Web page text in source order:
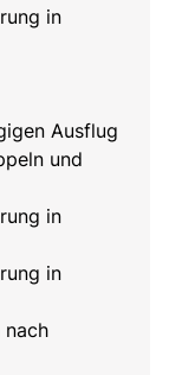
in
Ausflug
und
in
in
nach